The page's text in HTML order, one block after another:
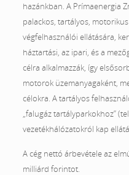
hazánkban. A Prímaenergia
palackos, tartályos,
végfelhasználói ellátására,
háztartási, az ipari, és a
célra alkalmazzák, így
motorok üzemanyagaként,
célokra. A tartályos
„falugáz tartályparkokhoz”
vezetékhálózatokról kap
A cég nettó árbevétele az
milliárd forintot.